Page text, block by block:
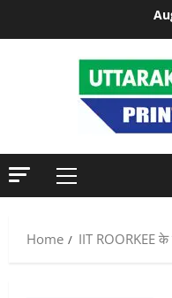
Primary
Home IIT ROORKEE के